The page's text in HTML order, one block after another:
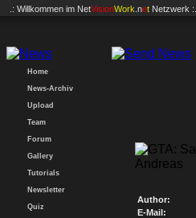
.: Willkommen im NetVisionWork .net Netzwerk :.
Home
News-Archiv
Upload
Team
Forum
Gallery
Tutorials
Newsletter
Quiz
Author:
E-Mail: